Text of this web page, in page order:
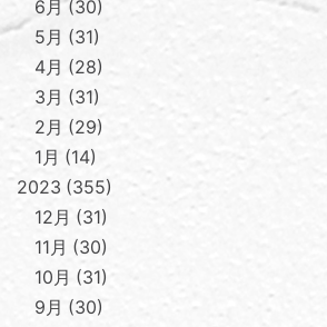
6月
30
5月
31
4月
28
3月
31
2月
29
1月
14
2023 355
12月
31
11月
30
10月
31
9月
30